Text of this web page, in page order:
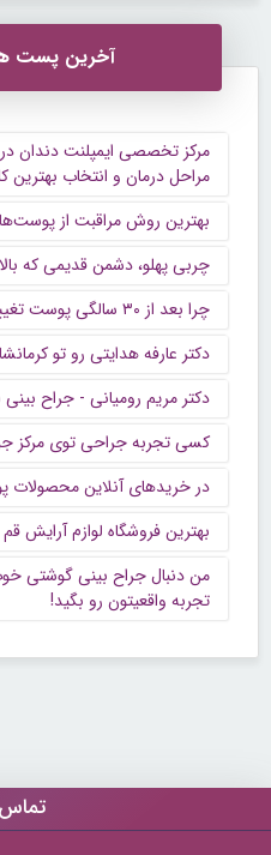
آخرین پست
مرکز تخصصی ایمپلنت دندان در
مراحل درمان و انتخاب بهترین
بهترین روش مراقبت از
چربی پهلو، دشمن قدیمی که
چرا بعد از ۳۰ سالگی پوست تغییر می‌کند؟
دکتر عارفه هدایتی رو تو
دکتر مریم رومیانی - جراح
کسی تجربه جراحی توی مرکز
در خریدهای آنلاین محصولات
بهترین فروشگاه لوازم آرایش قم
من دنبال جراح بینی گوشتی
تجربه واقعیتون رو بگید!
تماس